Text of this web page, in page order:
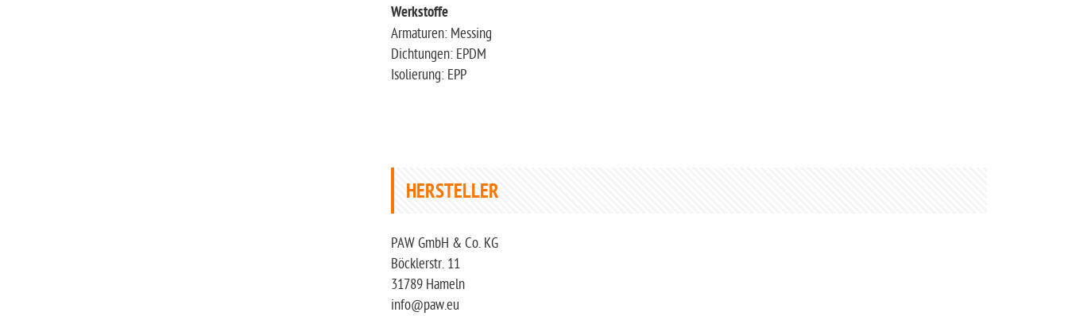
Werkstoffe
Armaturen: Messing
Dichtungen: EPDM
Isolierung: EPP
HERSTELLER
PAW GmbH & Co. KG
Böcklerstr. 11
31789 Hameln
info@paw.eu